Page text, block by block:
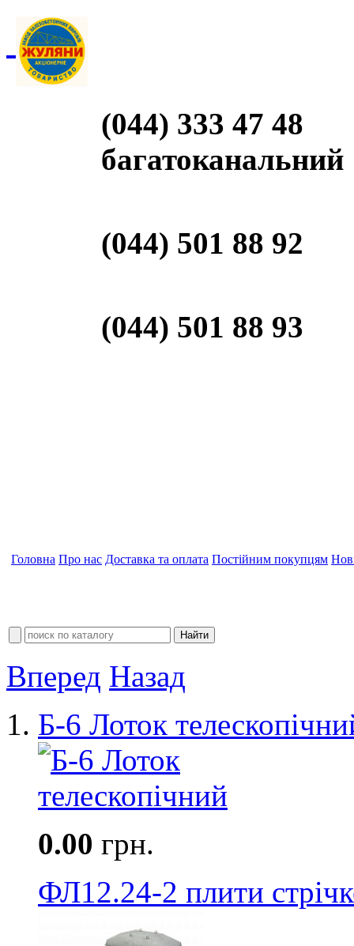
(044) 333 47 48
багатоканальний
(044) 501 88 92
(044) 501 88 93
Головна Про нас Доставка та оплата Постійним покупцям
Вперед Назад
Б-6 Лоток
0.00 грн.
ФЛ12.24-2 плити